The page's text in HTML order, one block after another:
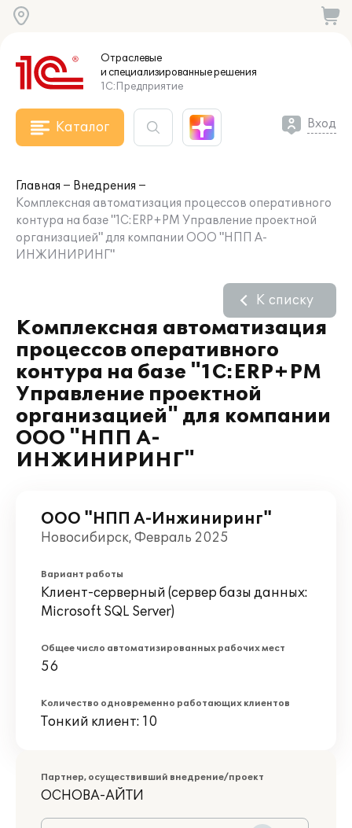
Отраслевые
и специализированныерешения
1С:Предприятие
Каталог Вход
Главная
Внедрения
Комплексная автоматизация процессов оперативного
контура на базе "1С:ERP+PM Управление проектной
организацией" для компании ООО "НПП А-
ИНЖИНИРИНГ"
Комплексная автоматизация
процессов оперативного
контура на базе "1С:ERP+PM
Управление проектной
организацией" для компании
ООО "НПП А-
ИНЖИНИРИНГ"
К списку
ООО "НПП А-Инжиниринг"
Новосибирск, Февраль 2025
Вариант работы
Клиент-серверный (сервер базы данных:
Microsoft SQL Server)
Общее число автоматизированных рабочих мест
56
Количество одновременно работающих клиентов
Тонкий клиент: 10
Партнер, осуществивший внедрение/проект
ОСНОВА-АЙТИ